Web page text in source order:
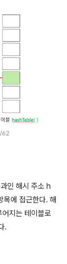
62
인 해시 주소 h
목에 접근한다. 해
지는 테이블로
.